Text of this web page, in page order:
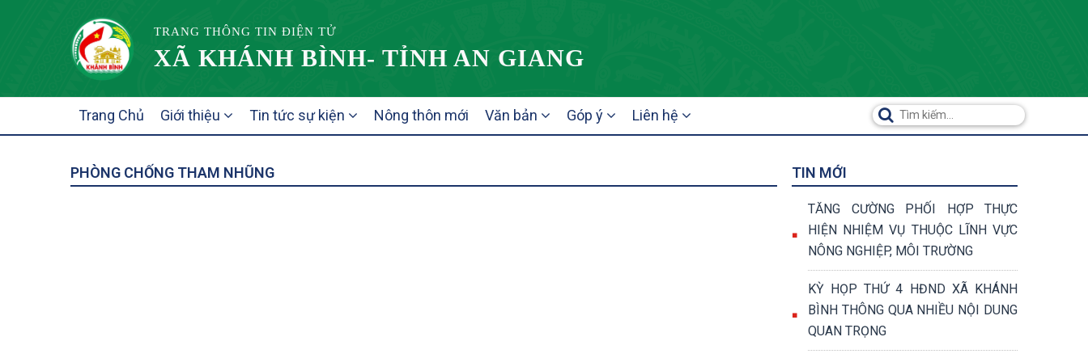
TRANG THÔNG TIN ĐIỆN TỬ
XÃ KHÁNH BÌNH- TỈNH AN GIANG
NAVIGATION
Trang Chủ Giới thiệu Tin tức sự kiện Nông thôn mới Văn bản Góp ý Liên hệ
PHÒNG CHỐNG THAM NHŨNG TIN MỚI
TĂNG CƯỜNG PHỐI HỢP THỰC
HIỆN NHIỆM VỤ THUỘC LĨNH VỰC
NÔNG NGHIỆP, MÔI TRƯỜNG
KỲ HỌP THỨ 4 HĐND XÃ KHÁNH
BÌNH THÔNG QUA NHIỀU NỘI DUNG
QUAN TRỌNG